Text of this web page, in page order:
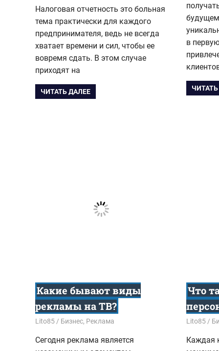
Налоговая отчетность это больная
тема практически для каждого
предпринимателя, ведь не всегда
хватает времени и сил, чтобы ее
вовремя сдать. В этом случае
приходят на
ЧИТАТЬ ДАЛЕЕ
в
Какие бывают виды
рекламы на ТВ?
24.10.2017
Lito85 Бизнес, Реклама
Сегодня реклама является
Что
Lito85
Каждая